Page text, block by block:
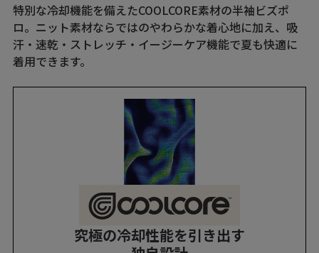
特別な冷却機能を備えたCOOLCORE素材の半袖ビズポ
ロ。ニット素材ならではのやわらかな着心地に加え、吸
汗・速乾・ストレッチ・イージーケア機能で夏も快適に
着用できます。
究極の冷却性能を引き出す